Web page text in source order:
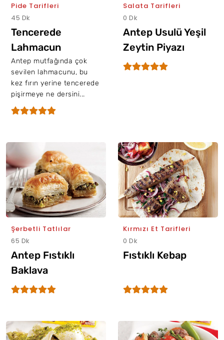
Pide Tarifleri
45 Dk
Tencerede
Lahmacun
Antep mutfağında çok
sevilen lahmacunu, bu
kez fırın yerine tencerede
pişirmeye ne dersini...
Salata Tarifleri
0 Dk
Antep Usulü Yeşil
Zeytin Piyazı
Şerbetli Tatlılar
65 Dk
Antep Fıstıklı
Baklava
Kırmızı Et Tarifleri
0 Dk
Fıstıklı Kebap